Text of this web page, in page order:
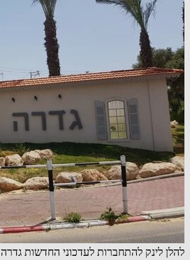
להלן לינק להתחברות לעדכוני החדשות גדרה